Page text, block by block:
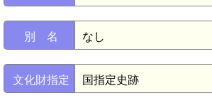
別 名 なし
文化財指定 国指定史跡